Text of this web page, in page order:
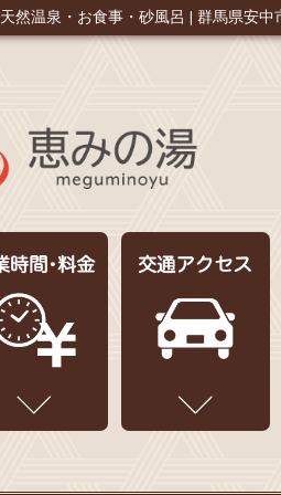
天然温泉・お食事・砂風呂 | 群馬県安中